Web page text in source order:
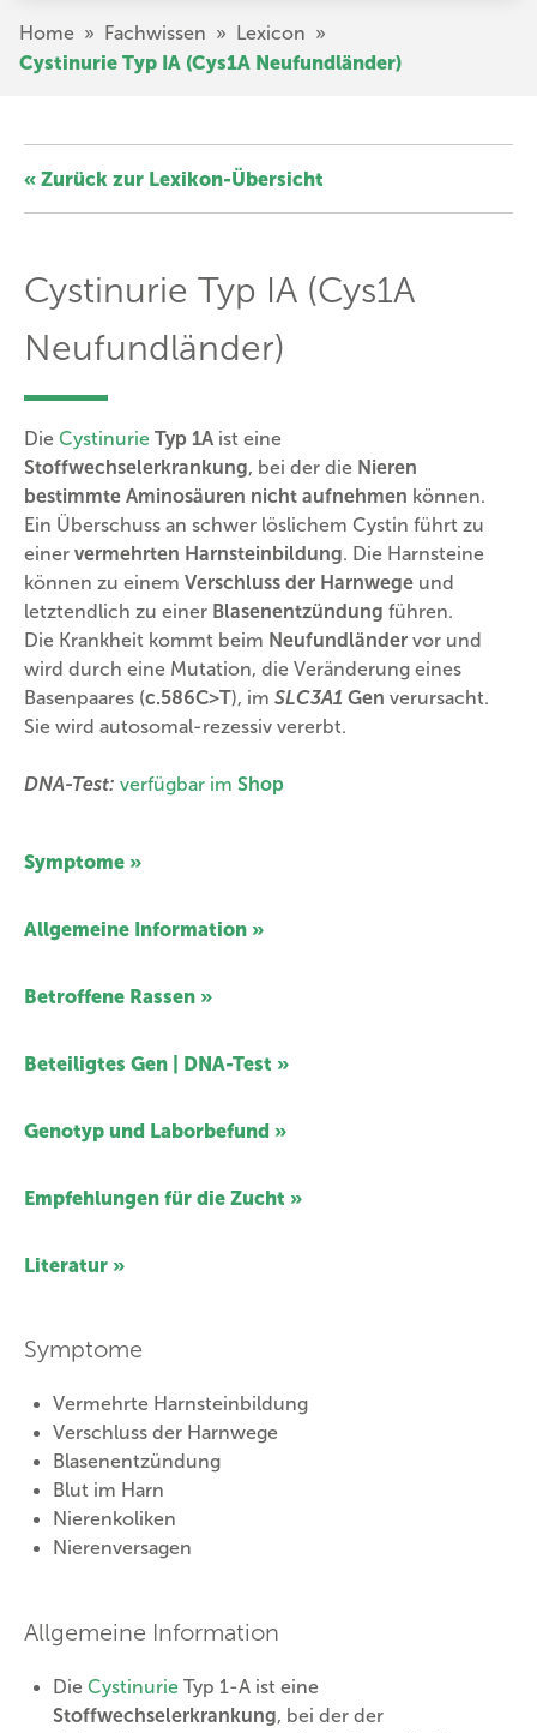
zum
Inhalt
Home » Fachwissen » Lexicon »
Cystinurie Typ IA (Cys1A Neufundländer)
« Zurück zur Lexikon-Übersicht
Cystinurie Typ IA (Cys1A
Neufundländer)
Die Cystinurie Typ 1A ist eine
Stoffwechselerkrankung, bei der die Nieren
bestimmte Aminosäuren nicht aufnehmen können.
Ein Überschuss an schwer löslichem Cystin führt zu
einer vermehrten Harnsteinbildung. Die Harnsteine
können zu einem Verschluss der Harnwege und
letztendlich zu einer Blasenentzündung führen.
Die Krankheit kommt beim Neufundländer vor und
wird durch eine Mutation, die Veränderung eines
Basenpaares (c.586C>T), im SLC3A1 Gen verursacht.
Sie wird autosomal-rezessiv vererbt.
DNA-Test: verfügbar im Shop
Symptome »
Allgemeine Information »
Betroffene Rassen »
Beteiligtes Gen | DNA-Test »
Genotyp und Laborbefund »
Empfehlungen für die Zucht »
Literatur »
Symptome
Vermehrte Harnsteinbildung
Verschluss der Harnwege
Blasenentzündung
Blut im Harn
Nierenkoliken
Nierenversagen
Allgemeine Information
Die Cystinurie Typ 1-A ist eine
Stoffwechselerkrankung, bei der der